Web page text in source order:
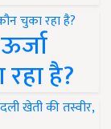
है?